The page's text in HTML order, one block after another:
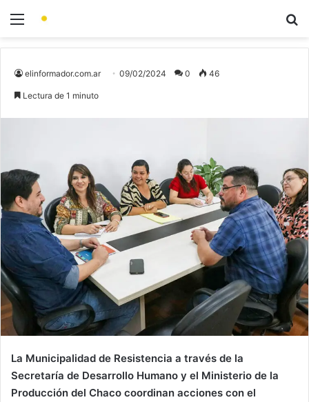
elinformador.com.ar 09/02/2024 0 46
Lectura de 1 minuto
La Municipalidad de Resistencia a través de la
Secretaría de Desarrollo Humano y el Ministerio de la
Producción del Chaco coordinan acciones con el